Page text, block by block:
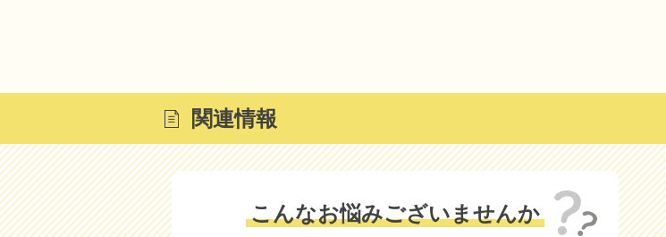
関連情報
こんなお悩みございませんか